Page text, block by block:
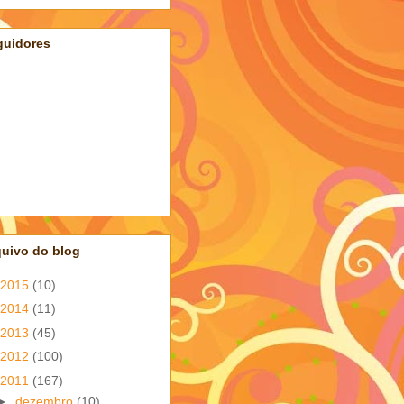
do blog
2015 (10)
2014 (11)
2013 (45)
2012 (100)
2011 (167)
dezembro (10)